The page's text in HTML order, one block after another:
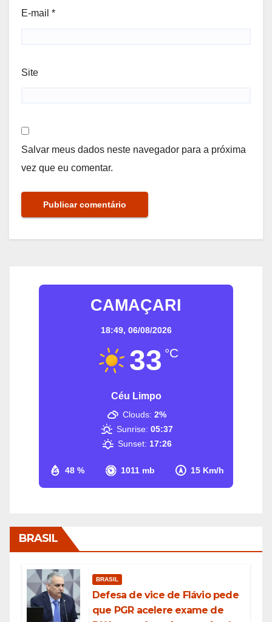
E-mail *
Site
Salvar meus dados neste navegador para a próxima
vez que eu comentar.
CAMAÇARI
18:49, 06/08/2026
33 °C
Céu Limpo
48 % 1011 mb 15 Km/h
Clouds: 2%
Sunrise: 05:37
Sunset: 17:26
BRASIL
BRASIL
Defesa de vice de Flávio pede
que PGR acelere exame de